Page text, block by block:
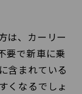
は、カーリー
要で新車に乗
含まれている
くなるでしょ